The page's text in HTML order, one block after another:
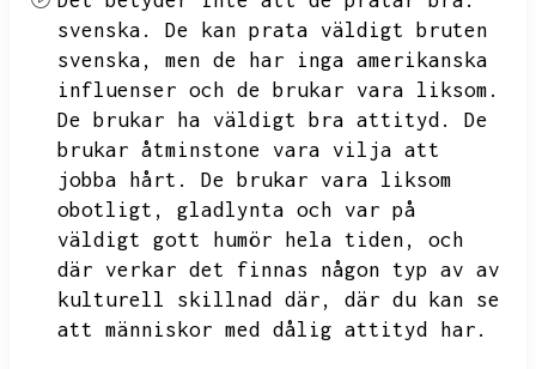
svenska.
De kan prata väldigt bruten
svenska,
men de har inga amerikanska
influenser och de brukar vara liksom.
De brukar ha väldigt bra attityd.
De
brukar åtminstone vara vilja att
jobba hårt.
De brukar vara liksom
obotligt,
gladlynta och var på
väldigt gott humör hela tiden,
och
där verkar det finnas någon typ av av
kulturell skillnad där,
där du kan se
att människor med dålig attityd har.